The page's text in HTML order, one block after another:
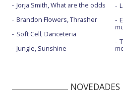
Jorja Smith, What are the odds
Brandon Flowers, Thrasher
Soft Cell, Danceteria
Jungle, Sunshine
NOVEDADES